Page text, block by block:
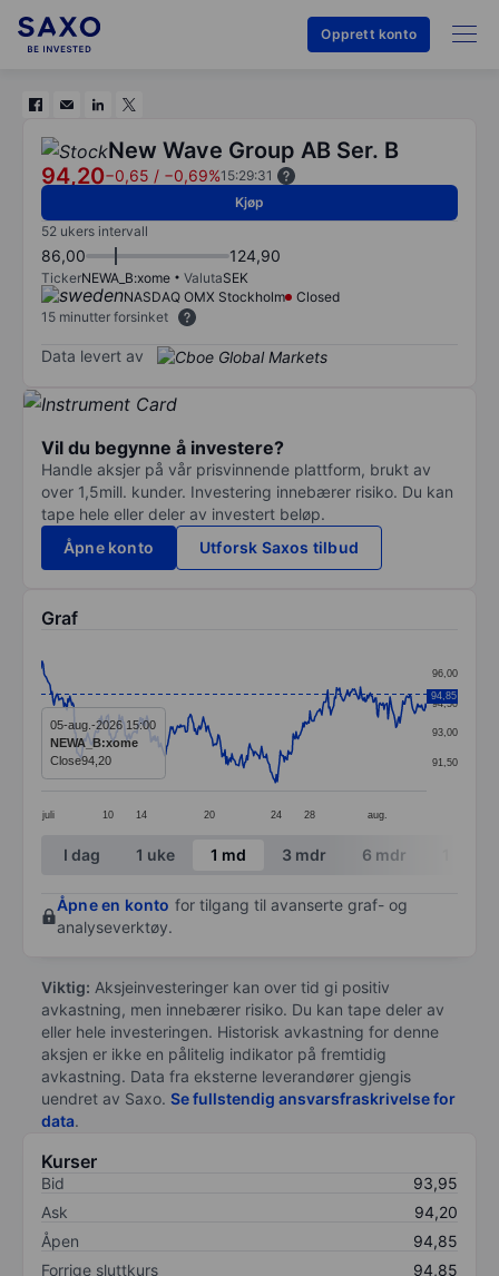
Opprett konto
New Wave Group AB Ser. B
94,20−0,65 / −0,69%15:29:31
Kjøp
52 ukers intervall
86,00 124,90
TickerNEWA_B:xome ValutaSEK
NASDAQ OMX Stockholm
Closed
15 minutter forsinket
Data levert av
Vil du begynne å investere?
Handle aksjer på vår prisvinnende plattform, brukt av
over 1,5mill. kunder. Investering innebærer risiko. Du kan
tape hele eller deler av investert beløp.
Åpne konto
Utforsk Saxos tilbud
Graf
Line chart with 391 data points.
The chart has 1 X axis displaying categories.
The chart has 1 Y axis displaying values. Data
juli 10 14 20 24 28 aug.
91,50
93,00
94,50
96,00
94,85
05-aug.-2026 15:00
NEWA_B:xome
Close94,20
End of interactive chart.
I dag 1 uke 1 md 3 mdr 6 mdr
Åpne en konto for tilgang til avanserte graf- og
analyseverktøy.
Viktig: Aksjeinvesteringer kan over tid gi positiv
avkastning, men innebærer risiko. Du kan tape deler av
eller hele investeringen. Historisk avkastning for denne
aksjen er ikke en pålitelig indikator på fremtidig
avkastning. Data fra eksterne leverandører gjengis
uendret av Saxo. Se fullstendig ansvarsfraskrivelse for
data.
Kurser
Bid
93,95
Ask
94,20
Åpen
94,85
Forrige sluttkurs
94,85